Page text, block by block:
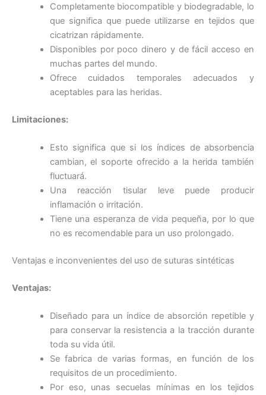
Nombre De Empresa
Tu mensaje*
Enviar
Completamente biocompatible y biodegradable, lo
que significa que puede utilizarse en tejidos que
cicatrizan rápidamente.
Disponibles por poco dinero y de fácil acceso en
muchas partes del mundo.
Ofrece cuidados temporales adecuados y
aceptables para las heridas.
Limitaciones:
Esto significa que si los índices de absorbencia
cambian, el soporte ofrecido a la herida también
fluctuará.
Una reacción tisular leve puede producir
inflamación o irritación.
Tiene una esperanza de vida pequeña, por lo que
no es recomendable para un uso prolongado.
Ventajas e inconvenientes del uso de suturas sintéticas
Ventajas:
Diseñado para un índice de absorción repetible y
para conservar la resistencia a la tracción durante
toda su vida útil.
Se fabrica de varias formas, en función de los
requisitos de un procedimiento.
Por eso, unas secuelas mínimas en los tejidos